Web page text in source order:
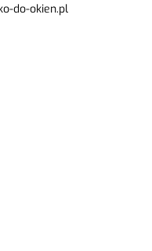
do-okien.pl